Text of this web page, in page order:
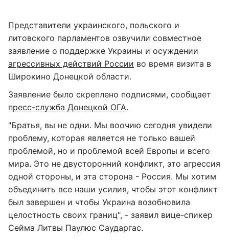
Представители украинского, польского и
литовского парламентов озвучили совместное
заявление о поддержке Украины и осуждении
агрессивных действий России во время визита в
Широкино Донецкой области.
Заявление было скреплено подписями, сообщает
пресс-служба Донецкой ОГА.
"Братья, вы не одни. Мы воочию сегодня увидели
проблему, которая является не только вашей
проблемой, но и проблемой всей Европы и всего
мира. Это не двусторонний конфликт, это агрессия
одной стороны, и эта сторона - Россия. Мы хотим
объединить все наши усилия, чтобы этот конфликт
был завершен и чтобы Украина возобновила
целостность своих границ", - заявил вице-спикер
Сейма Литвы Паулюс Саударгас.